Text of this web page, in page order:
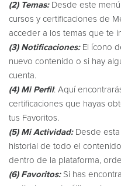
(2) Temas:Desde este
cursos y certificaciones de
acceder a los temas que te
(3) Notificaciones:El ícono
nuevo contenido o si hay
cuenta.
(4) Mi Perfil: Aquí
certificaciones que hayas
tus Favoritos.
(5) Mi Actividad:Desde esta
historial de todo el
dentro de la plataforma,
(6) Favoritos:Si has